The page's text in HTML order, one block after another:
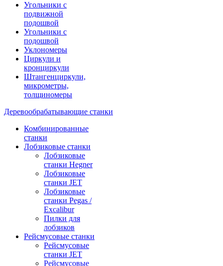
Угольники с
подвижной
подошвой
Угольники с
подошвой
Уклономеры
Циркули и
кронциркули
Штангенциркули,
микрометры,
толщиномеры
Деревообрабатывающие станки
Комбинированные
станки
Лобзиковые станки
Лобзиковые
станки Hegner
Лобзиковые
станки JET
Лобзиковые
станки Pegas /
Excalibur
Пилки для
лобзиков
Рейсмусовые станки
Рейсмусовые
станки JET
Рейсмусовые